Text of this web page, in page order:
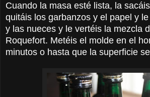
Cuando la masa esté lista, la
quitáis los garbanzos y el papel y
y las nueces y le vertéis la mezcla
Roquefort. Metéis el molde en el
minutos o hasta que la superficie